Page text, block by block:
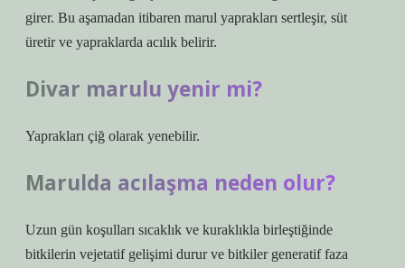
girer. Bu aşamadan itibaren marul yaprakları sertleşir, süt
üretir ve yapraklarda acılık belirir.
Divar marulu yenir mi?
Yaprakları çiğ olarak yenebilir.
Marulda acılaşma neden olur?
Uzun gün koşulları sıcaklık ve kuraklıkla birleştiğinde
bitkilerin vejetatif gelişimi durur ve bitkiler generatif faza